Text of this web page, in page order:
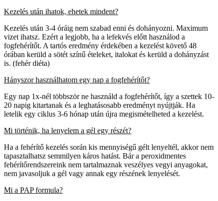
Kezelés után ihatok, ehetek mindent?
Kezelés után 3-4 óráig nem szabad enni és dohányozni. Maximum
vizet ihatsz. Ezért a legjobb, ha a lefekvés előtt használod a
fogfehérítőt. A tartós eredmény érdekében a kezelést követő 48
órában kerüld a sötét színű ételeket, italokat és kerüld a dohányzást
is. (fehér diéta)
Hányszor használhatom egy nap a fogfehérítőt?
Egy nap 1x-nél többször ne használd a fogfehérítőt, így a szettek 10-
20 napig kitartanak és a leghatásosabb eredményt nyújtják. Ha
letelik egy ciklus 3-6 hónap után újra megismételheted a kezelést.
Mi történik, ha lenyelem a gél egy részét?
Ha a fehérítő kezelés során kis mennyiségű gélt lenyeltél, akkor nem
tapasztalhatsz semmilyen káros hatást. Bár a peroxidmentes
fehérítőrendszereink nem tartalmaznak veszélyes vegyi anyagokat,
nem javasoljuk a gél vagy annak egy részének lenyelését.
Mi a PAP formula?